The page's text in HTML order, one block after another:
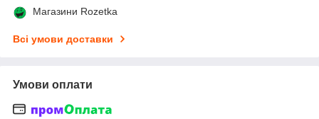
Магазини Rozetka
Всі умови доставки
Умови оплати